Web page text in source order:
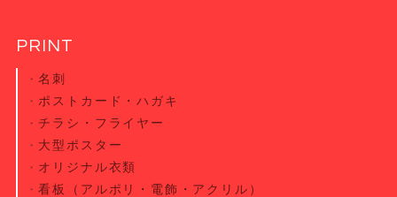
PRINT
名刺
ポストカード・ハガキ
チラシ・ フライヤー
大型ポスター
オリジナル衣類
看板（アルポリ・電飾・アクリル）